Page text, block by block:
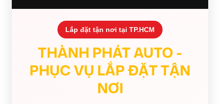
Lắp đặt tận nơi tại TP.HCM
THÀNH PHÁT AUTO -
PHỤC VỤ LẮP ĐẶT TẬN
NƠI